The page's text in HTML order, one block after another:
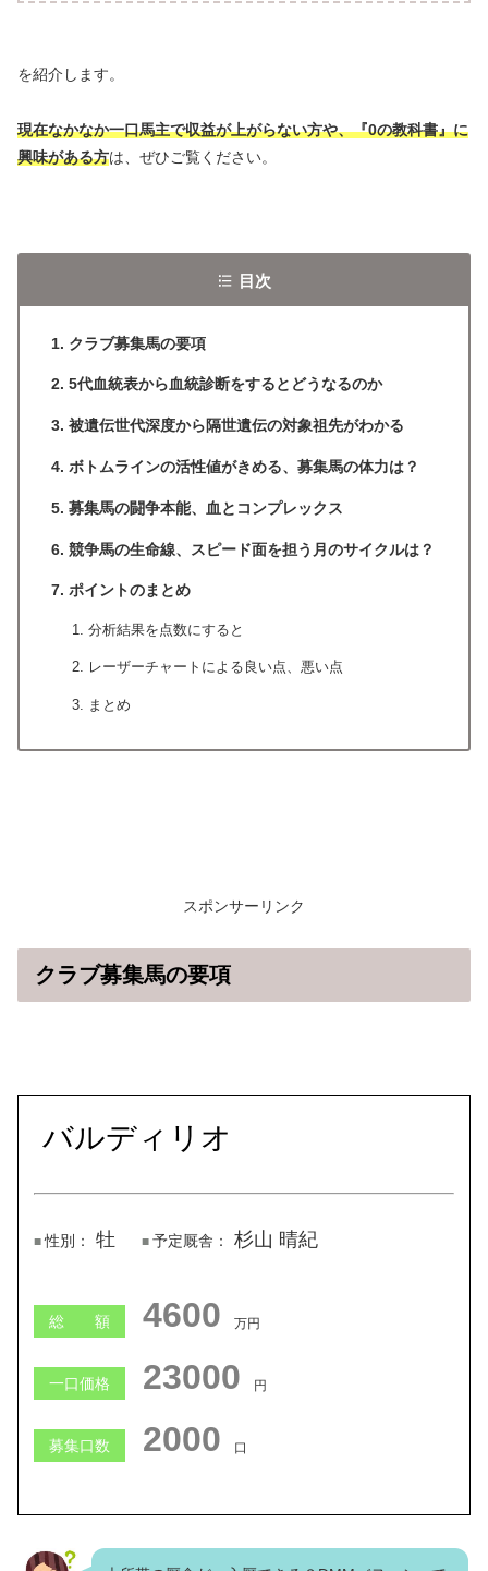
を紹介します。
現在なかなか一口馬主で収益が上がらない方や、『0の教科書』に
興味がある方は、ぜひご覧ください。
目次
クラブ募集馬の要項
5代血統表から血統診断をするとどうなるのか
被遺伝世代深度から隔世遺伝の対象祖先がわかる
ボトムラインの活性値がきめる、募集馬の体力は？
募集馬の闘争本能、血とコンプレックス
競争馬の生命線、スピード面を担う月のサイクルは？
ポイントのまとめ
分析結果を点数にすると
レーザーチャートによる良い点、悪い点
まとめ
スポンサーリンク
クラブ募集馬の要項
バルディリオ
性別： 牡 予定厩舎： 杉山 晴紀
総 額 4600 万円
一口価格 23000 円
募集口数 2000 口